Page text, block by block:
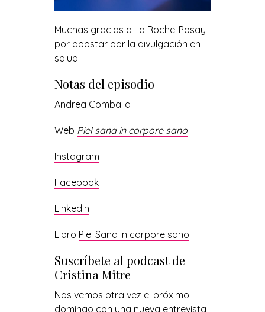
Muchas gracias a La Roche-Posay
por apostar por la divulgación en
salud.
Notas del episodio
Andrea Combalia
Web Piel sana in corpore sano
Instagram
Facebook
Linkedin
Libro Piel Sana in corpore sano
Suscríbete al podcast de
Cristina Mitre
Nos vemos otra vez el próximo
domingo con una nueva entrevista